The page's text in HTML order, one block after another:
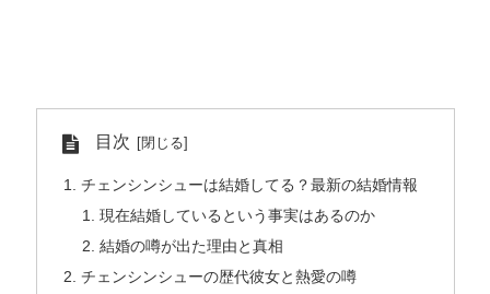
目次
チェンシンシューは結婚してる？最新の結婚情報
現在結婚しているという事実はあるのか
結婚の噂が出た理由と真相
チェンシンシューの歴代彼女と熱愛の噂